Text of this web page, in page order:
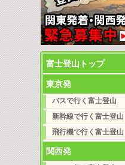
富士登山トップ
東京発
バスで行く富士登山
新幹線で行く富士登山
飛行機で行く富士登山
関西発